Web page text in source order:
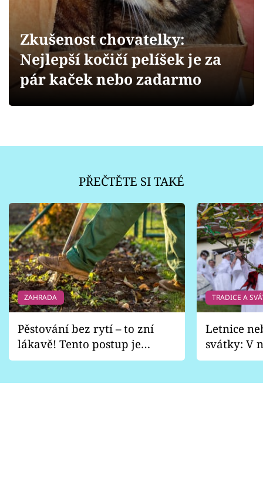
Přihlášení
Sledujte nás
Zkušenost chovatelky:
Nejlepší kočičí pelíšek je za
pár kaček nebo zadarmo
PŘEČTĚTE SI TAKÉ
ZAHRADA
Pěstování bez rytí – to zní
lákavě! Tento postup je
vhodný jen pro některé
TRADICE A
Letnice
svátky: V
pondělí